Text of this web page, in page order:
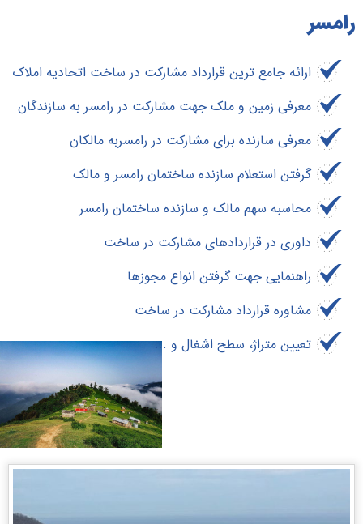
رامسر
ارائه جامع ترین قرارداد مشارکت در ساخت اتحادیه املاک
معرفی زمین و ملک جهت مشارکت در رامسر به سازندگان
معرفی سازنده برای مشارکت در رامسربه مالکان
گرفتن استعلام سازنده ساختمان رامسر و مالک
محاسبه سهم مالک و سازنده ساختمان رامسر
داوری در قراردادهای مشارکت در ساخت
راهنمایی جهت گرفتن انواع مجوزها
مشاوره قرارداد مشارکت در ساخت
تعیین متراژ، سطح اشغال و ...